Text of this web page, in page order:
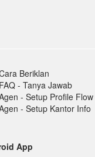
Beriklan
FAQ - Tanya Jawab
- Setup Profile Flow
- Setup Kantor Info
App